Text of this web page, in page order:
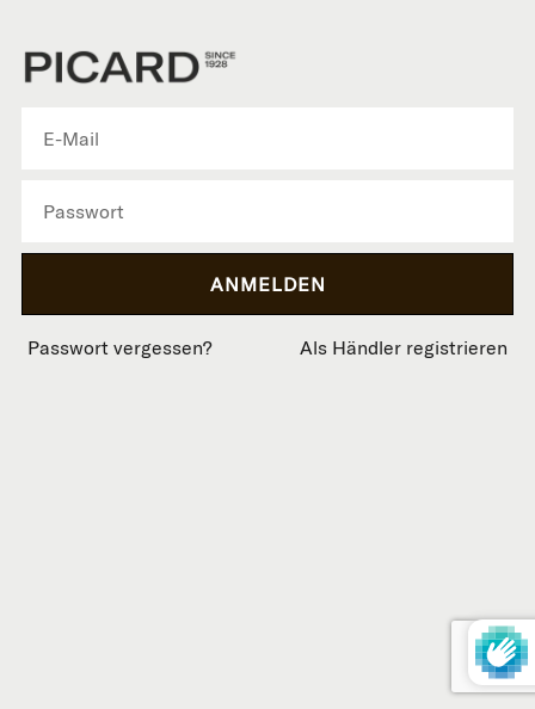
Passwort vergessen? Als Händler registrieren